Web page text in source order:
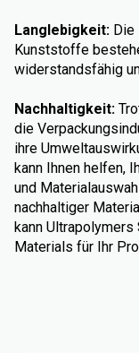
Langlebigkeit: Die
Kunststoffe
widerstandsfähig
Nachhaltigkeit:
die
ihre
kann Ihnen helfen,
und
nachhaltiger
kann
Materials für Ihr